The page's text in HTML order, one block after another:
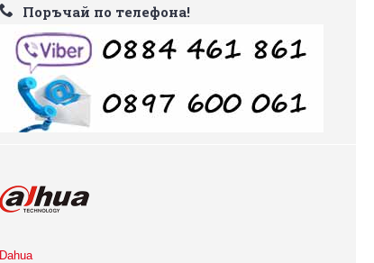
Поръчай по телефона!
Dahua